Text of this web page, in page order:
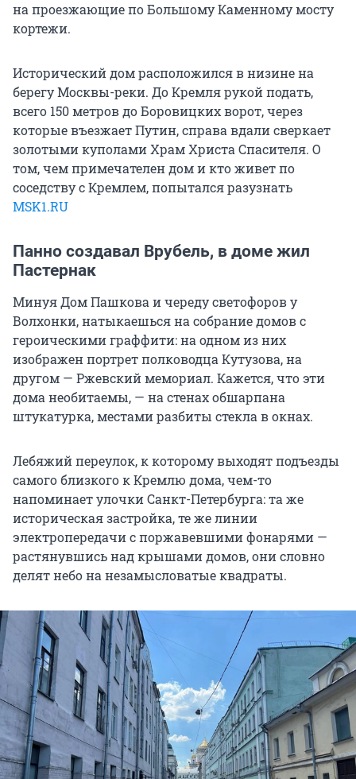
на проезжающие по Большому Каменному мосту
кортежи.
Исторический дом расположился в низине на
берегу Москвы-реки. До Кремля рукой подать,
всего 150 метров до Боровицких ворот, через
которые въезжает Путин, справа вдали сверкает
золотыми куполами Храм Христа Спасителя. О
том, чем примечателен дом и кто живет по
соседству с Кремлем, попытался разузнать
MSK1.RU
Панно создавал Врубель, в доме жил
Пастернак
Минуя Дом Пашкова и череду светофоров у
Волхонки, натыкаешься на собрание домов с
героическими граффити: на одном из них
изображен портрет полководца Кутузова, на
другом — Ржевский мемориал. Кажется, что эти
дома необитаемы, — на стенах обшарпана
штукатурка, местами разбиты стекла в окнах.
Лебяжий переулок, к которому выходят подъезды
самого близкого к Кремлю дома, чем-то
напоминает улочки Санкт-Петербурга: та же
историческая застройка, те же линии
электропередачи с поржавевшими фонарями —
растянувшись над крышами домов, они словно
делят небо на незамысловатые квадраты.